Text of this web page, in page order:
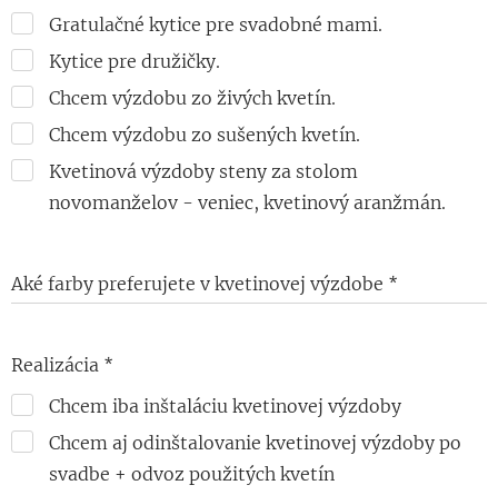
Gratulačné kytice pre svadobné mami.
Kytice pre družičky.
Chcem výzdobu zo živých kvetín.
Chcem výzdobu zo sušených kvetín.
Kvetinová výzdoby steny za stolom
novomanželov - veniec, kvetinový aranžmán.
Aké farby preferujete v kvetinovej výzdobe
Realizácia
Chcem iba inštaláciu kvetinovej výzdoby
Chcem aj odinštalovanie kvetinovej výzdoby po
svadbe + odvoz použitých kvetín